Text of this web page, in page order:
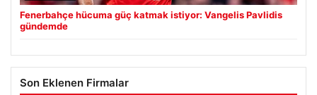
Fenerbahçe hücuma güç katmak istiyor: Vangelis Pavlidis
gündemde
Son Eklenen Firmalar